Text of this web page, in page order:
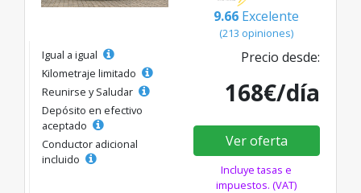
9.66 Excelente
(213 opiniones)
Igual a igual
Kilometraje limitado
Reunirse y Saludar
Depósito en efectivo
aceptado
Conductor adicional
incluido
Precio desde:
168€/día
Ver oferta
Incluye tasas e
impuestos. (VAT)